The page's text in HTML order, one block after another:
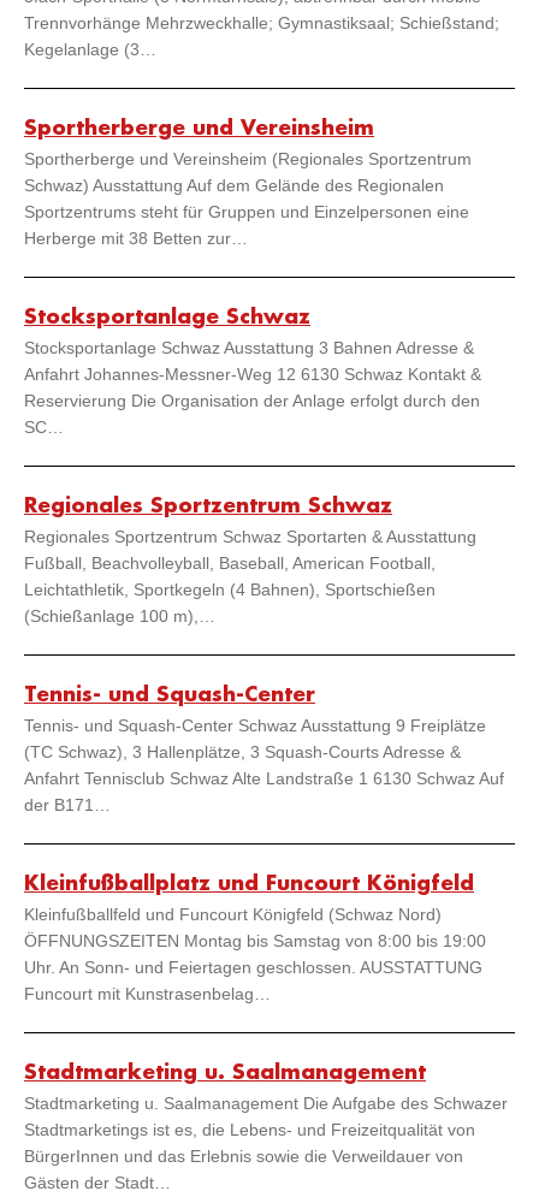
Trennvorhänge Mehrzweckhalle; Gymnastiksaal; Schießstand;
Kegelanlage (3…
Sportherberge und Vereinsheim
Sportherberge und Vereinsheim (Regionales Sportzentrum
Schwaz) Ausstattung Auf dem Gelände des Regionalen
Sportzentrums steht für Gruppen und Einzelpersonen eine
Herberge mit 38 Betten zur…
Stocksportanlage Schwaz
Stocksportanlage Schwaz Ausstattung 3 Bahnen Adresse &
Anfahrt Johannes-Messner-Weg 12 6130 Schwaz Kontakt &
Reservierung Die Organisation der Anlage erfolgt durch den
SC…
Regionales Sportzentrum Schwaz
Regionales Sportzentrum Schwaz Sportarten & Ausstattung
Fußball, Beachvolleyball, Baseball, American Football,
Leichtathletik, Sportkegeln (4 Bahnen), Sportschießen
(Schießanlage 100 m),…
Tennis- und Squash-Center
Tennis- und Squash-Center Schwaz Ausstattung 9 Freiplätze
(TC Schwaz), 3 Hallenplätze, 3 Squash-Courts Adresse &
Anfahrt Tennisclub Schwaz Alte Landstraße 1 6130 Schwaz Auf
der B171…
Kleinfußballplatz und Funcourt Königfeld
Kleinfußballfeld und Funcourt Königfeld (Schwaz Nord)
ÖFFNUNGSZEITEN Montag bis Samstag von 8:00 bis 19:00
Uhr. An Sonn- und Feiertagen geschlossen. AUSSTATTUNG
Funcourt mit Kunstrasenbelag…
Stadtmarketing u. Saalmanagement
Stadtmarketing u. Saalmanagement Die Aufgabe des Schwazer
Stadtmarketings ist es, die Lebens- und Freizeitqualität von
BürgerInnen und das Erlebnis sowie die Verweildauer von
Gästen der Stadt…